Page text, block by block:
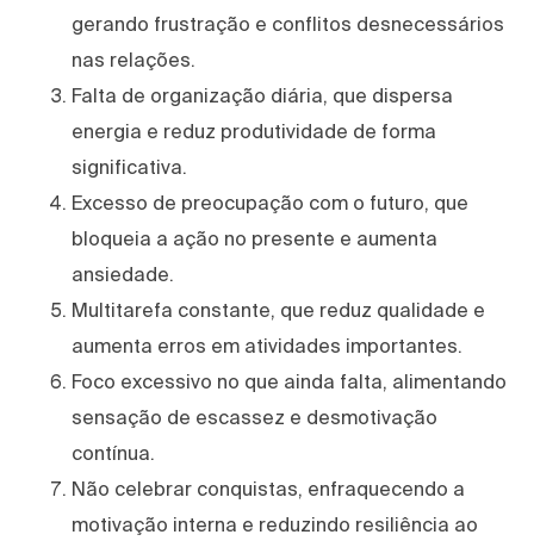
gerando frustração e conflitos desnecessários
nas relações.
Falta de organização diária, que dispersa
energia e reduz produtividade de forma
significativa.
Excesso de preocupação com o futuro, que
bloqueia a ação no presente e aumenta
ansiedade.
Multitarefa constante, que reduz qualidade e
aumenta erros em atividades importantes.
Foco excessivo no que ainda falta, alimentando
sensação de escassez e desmotivação
contínua.
Não celebrar conquistas, enfraquecendo a
motivação interna e reduzindo resiliência ao